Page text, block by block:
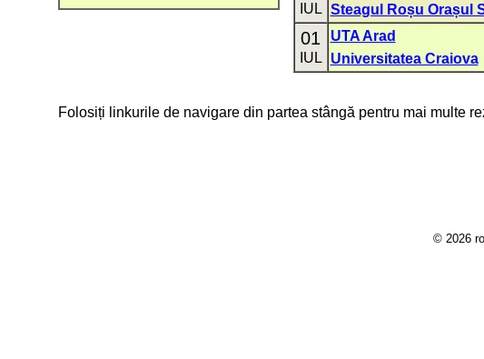
IUL Steagul Roșu Orașul
01
IUL
UTA Arad
Universitatea Craiova
Folosiți linkurile de navigare din partea stângă pentru mai multe
© 2026